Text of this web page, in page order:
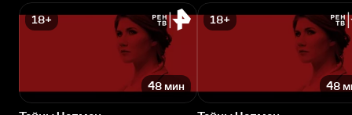
18+
48 мин
18+
48